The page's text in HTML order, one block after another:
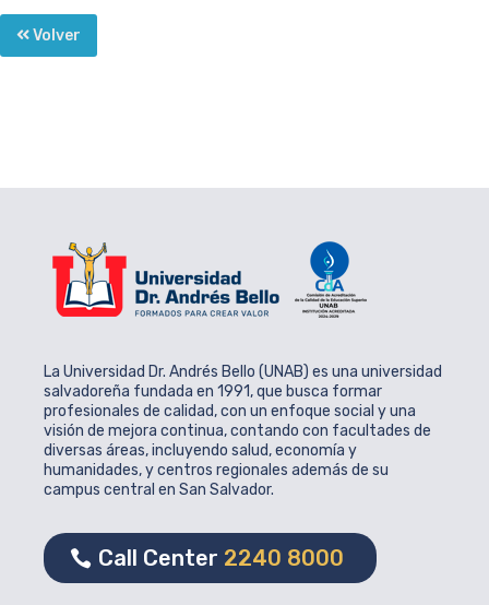
Volver
La Universidad Dr. Andrés Bello (UNAB) es una universidad
salvadoreña fundada en 1991, que busca formar
profesionales de calidad, con un enfoque social y una
visión de mejora continua, contando con facultades de
diversas áreas, incluyendo salud, economía y
humanidades, y centros regionales además de su
campus central en San Salvador.
Call Center 2240 8000